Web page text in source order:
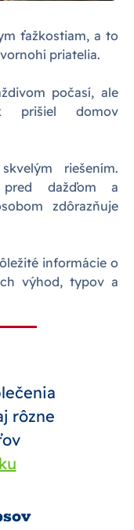
ťažkostiam, a to
priatelia.
počasí, ale
prišiel domov
riešením.
pred dažďom a
zdôrazňuje
informácie o
výhod, typov a
rôzne